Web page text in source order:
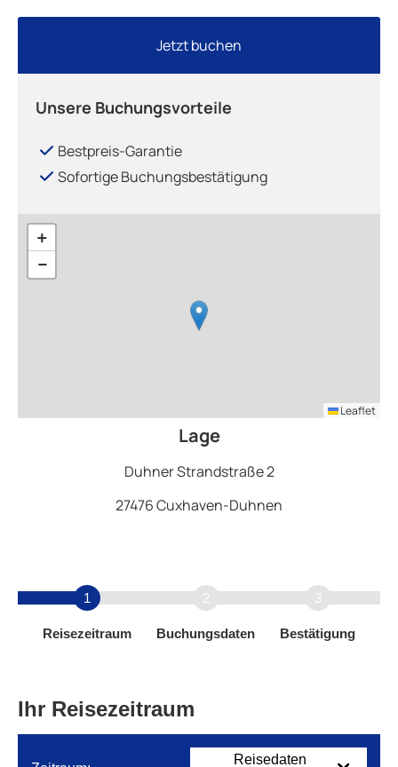
Jetzt buchen
Unsere Buchungsvorteile
Bestpreis-Garantie
Sofortige Buchungsbestätigung
+
−
Leaflet
Lage
Duhner Strandstraße 2
27476 Cuxhaven-Duhnen